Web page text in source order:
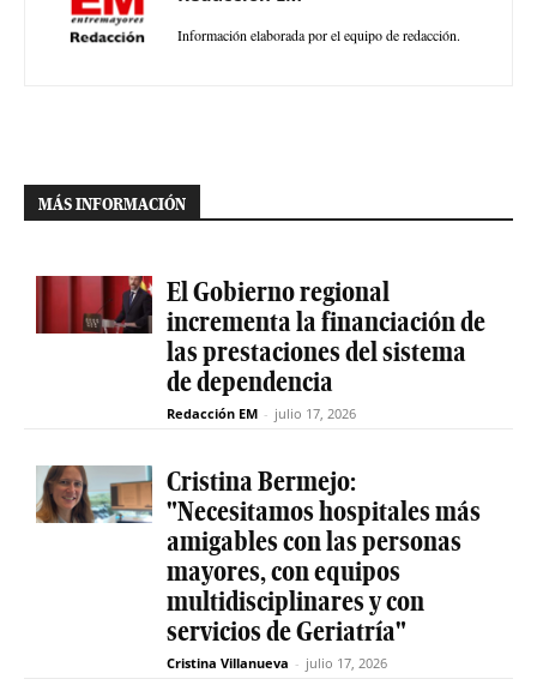
Información elaborada por el equipo de redacción.
MÁS INFORMACIÓN
El Gobierno regional
incrementa la financiación de
las prestaciones del sistema
de dependencia
Redacción EM - julio 17, 2026
Cristina Bermejo:
"Necesitamos hospitales más
amigables con las personas
mayores, con equipos
multidisciplinares y con
servicios de Geriatría"
Cristina Villanueva - julio 17, 2026